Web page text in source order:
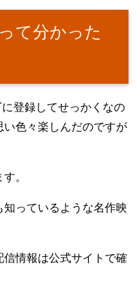
て分かった
登録してせっかくなの
色々楽しんだのですが
。
っているような名作映
情報は公式サイトで確